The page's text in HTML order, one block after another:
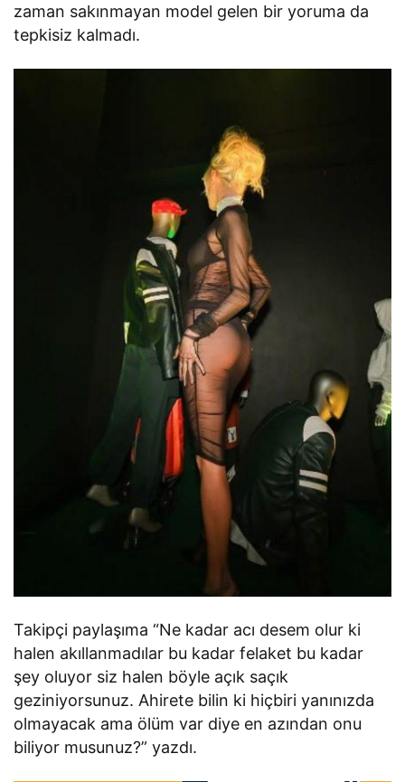
zaman sakınmayan model gelen bir yoruma da
tepkisiz kalmadı.
Takipçi paylaşıma “Ne kadar acı desem olur ki
halen akıllanmadılar bu kadar felaket bu kadar
şey oluyor siz halen böyle açık saçık
geziniyorsunuz. Ahirete bilin ki hiçbiri yanınızda
olmayacak ama ölüm var diye en azından onu
biliyor musunuz?” yazdı.